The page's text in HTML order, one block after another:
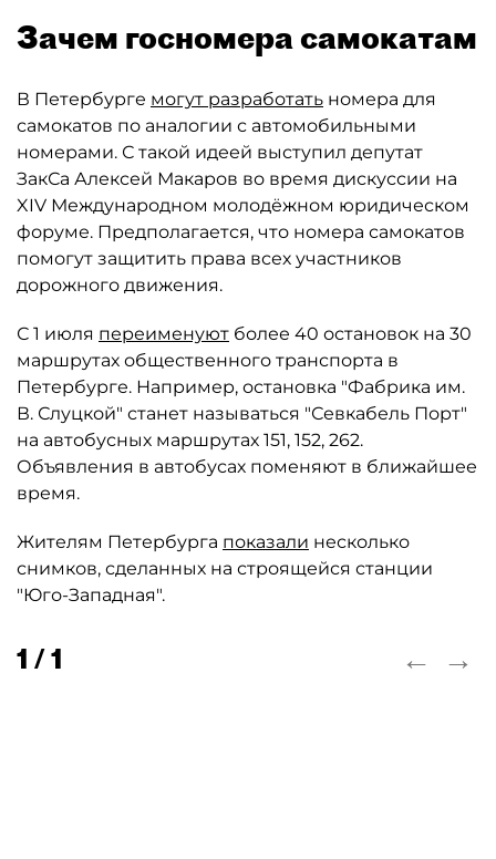
Зачем госномера самокатам
В Петербурге могут разработать номера для
самокатов по аналогии с автомобильными
номерами. С такой идеей выступил депутат
ЗакСа Алексей Макаров во время дискуссии на
XIV Международном молодёжном юридическом
форуме. Предполагается, что номера самокатов
помогут защитить права всех участников
дорожного движения.
С 1 июля переименуют более 40 остановок на 30
маршрутах общественного транспорта в
Петербурге. Например, остановка "Фабрика им.
В. Слуцкой" станет называться "Севкабель Порт"
на автобусных маршрутах 151, 152, 262.
Объявления в автобусах поменяют в ближайшее
время.
Жителям Петербурга показали несколько
снимков, сделанных на строящейся станции
"Юго-Западная".
1 / 1 ← →